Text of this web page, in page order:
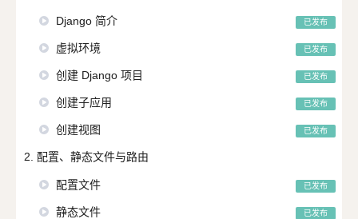
Django 简介 已发布
虚拟环境 已发布
创建 Django 项目 已发布
创建子应用 已发布
创建视图 已发布
2. 配置、静态文件与路由
配置文件 已发布
静态文件 已发布